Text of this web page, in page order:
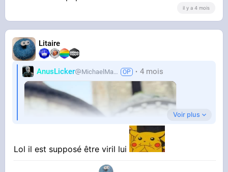
Quand t’es le seul papa solide à la
sortie d’école !
Il fait tellement pitié putain
il y a 4 mois
Litaire
AnusLicker MichaelMann 4 mois
Voir plus
Lol il est supposé être viril lui